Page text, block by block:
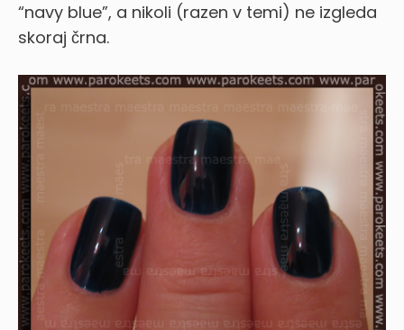
“navy blue”, a nikoli (razen v temi) ne izgleda
skoraj črna.